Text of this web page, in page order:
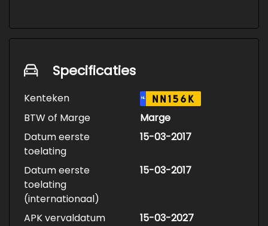
Specificaties
Kenteken NL NN156K
BTW of Marge
Marge
Datum eerste
toelating
15-03-2017
Datum eerste
toelating
(internationaal)
15-03-2017
APK vervaldatum
15-03-2027